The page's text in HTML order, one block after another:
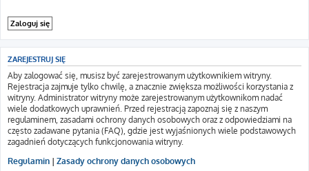
ZAREJESTRUJ SIĘ
Aby zalogować się, musisz być zarejestrowanym użytkownikiem witryny.
Rejestracja zajmuje tylko chwilę, a znacznie zwiększa możliwości korzystania z
witryny. Administrator witryny może zarejestrowanym użytkownikom nadać
wiele dodatkowych uprawnień. Przed rejestracją zapoznaj się z naszym
regulaminem, zasadami ochrony danych osobowych oraz z odpowiedziami na
często zadawane pytania (FAQ), gdzie jest wyjaśnionych wiele podstawowych
zagadnień dotyczących funkcjonowania witryny.
Regulamin | Zasady ochrony danych osobowych